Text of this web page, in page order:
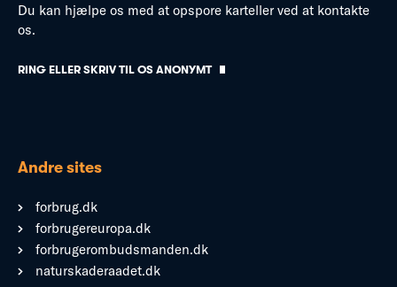
Du kan hjælpe os med at opspore karteller ved at kontakte
os.
RING ELLER SKRIV TIL OS ANONYMT
Andre sites
forbrug.dk
forbrugereuropa.dk
forbrugerombudsmanden.dk
naturskaderaadet.dk